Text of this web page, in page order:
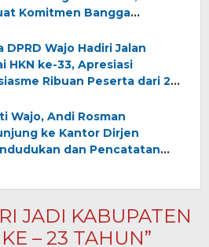
Komitmen Bangga
DPRD Wajo Hadiri Jalan
HKN ke-33, Apresiasi
Ribuan Peserta dari 24
Wajo, Andi Rosman
ke Kantor Dirjen
dan Pencatatan
JADI KABUPATEN
– 23 TAHUN”